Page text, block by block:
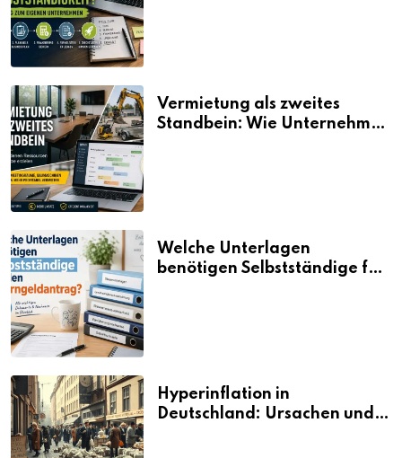
Vermietung als zweites
Standbein: Wie Unternehmen
Welche Unterlagen
benötigen Selbstständige für
Hyperinflation in
Deutschland: Ursachen und